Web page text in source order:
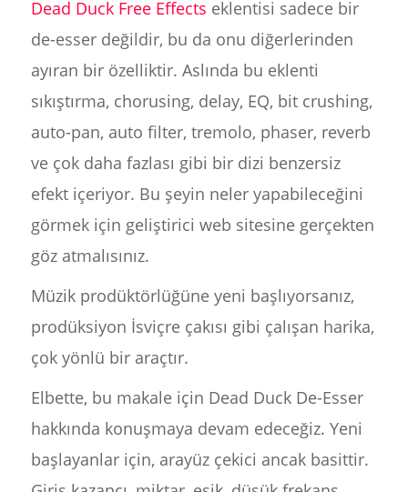
Dead Duck Free Effects eklentisi sadece bir
de-esser değildir, bu da onu diğerlerinden
ayıran bir özelliktir. Aslında bu eklenti
sıkıştırma, chorusing, delay, EQ, bit crushing,
auto-pan, auto filter, tremolo, phaser, reverb
ve çok daha fazlası gibi bir dizi benzersiz
efekt içeriyor. Bu şeyin neler yapabileceğini
görmek için geliştirici web sitesine gerçekten
göz atmalısınız.
Müzik prodüktörlüğüne yeni başlıyorsanız,
prodüksiyon İsviçre çakısı gibi çalışan harika,
çok yönlü bir araçtır.
Elbette, bu makale için Dead Duck De-Esser
hakkında konuşmaya devam edeceğiz. Yeni
başlayanlar için, arayüz çekici ancak basittir.